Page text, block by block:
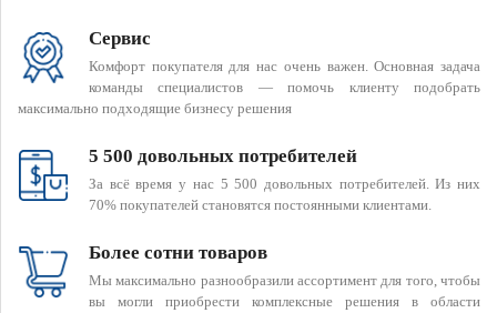
Сервис
Комфорт покупателя для нас очень важен. Основная задача
команды специалистов — помочь клиенту подобрать
максимально подходящие бизнесу решения
5 500 довольных потребителей
За всё время у нас 5 500 довольных потребителей. Из них
70% покупателей становятся постоянными клиентами.
Более сотни товаров
Мы максимально разнообразили ассортимент для того, чтобы
вы могли приобрести комплексные решения в области